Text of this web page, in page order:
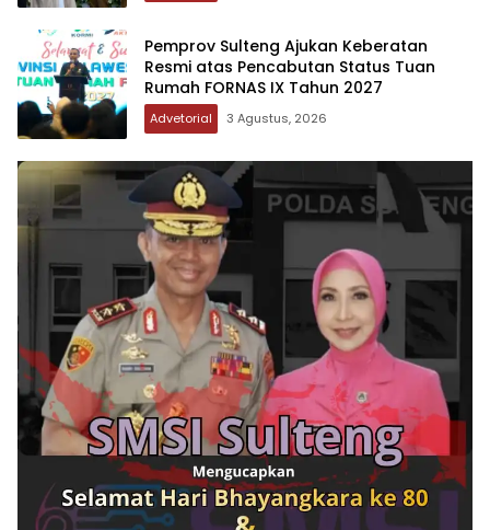
Pemprov Sulteng Ajukan Keberatan
Resmi atas Pencabutan Status Tuan
Rumah FORNAS IX Tahun 2027
Advetorial 3 Agustus, 2026